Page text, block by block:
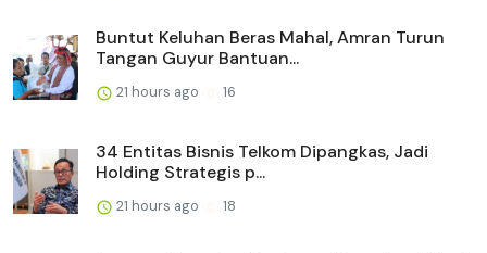
Buntut Keluhan Beras Mahal, Amran Turun
Tangan Guyur Bantuan...
21 hours ago 16
34 Entitas Bisnis Telkom Dipangkas, Jadi
Holding Strategis p...
21 hours ago 18